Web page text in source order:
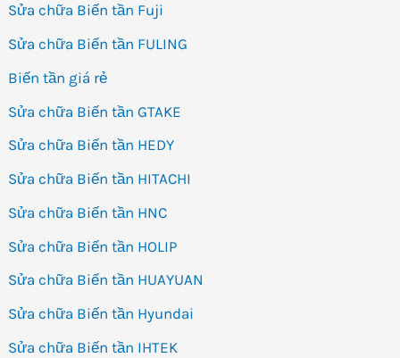
Sửa chữa Biến tần Fuji
Sửa chữa Biến tần FULING
Biến tần giá rẻ
Sửa chữa Biến tần GTAKE
Sửa chữa Biến tần HEDY
Sửa chữa Biến tần HITACHI
Sửa chữa Biến tần HNC
Sửa chữa Biến tần HOLIP
Sửa chữa Biến tần HUAYUAN
Sửa chữa Biến tần Hyundai
Sửa chữa Biến tần IHTEK